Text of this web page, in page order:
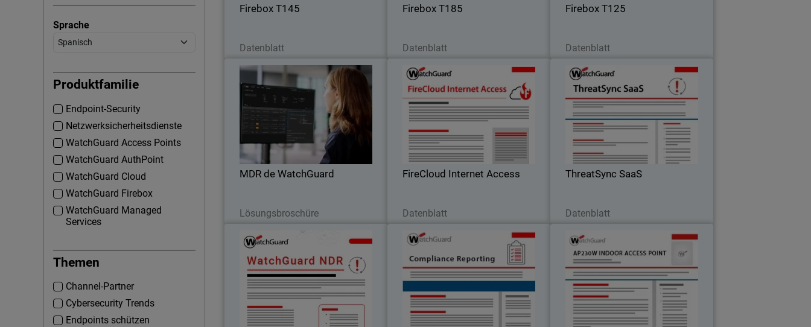
Sprache
Produktfamilie
Endpoint-Security
Netzwerksicherheitsdienste
WatchGuard Access Points
WatchGuard AuthPoint
WatchGuard Cloud
WatchGuard Firebox
WatchGuard Managed
Services
Themen
Channel-Partner
Cybersecurity Trends
Endpoints schützen
Firebox T145
Datenblatt
Firebox T185
Datenblatt
Firebox T125
Datenblatt
MDR de WatchGuard
Lösungsbroschüre
MDR de WatchGuard
Un servicio completamente
administrado las 24/7 que reduce el
ruido y detiene rápidamente las
amenazas en endpoints, identidades,
redes y la nube
FireCloud Internet Access
Datenblatt
FireCloud Internet Access
Seguridad integral de firewall en todo el
ThreatSync SaaS
Datenblatt
ThreatSync SaaS
Detección y respuesta ante amenazas
de SaaS y en la nube
WatchGuard NDR
NDR de clase empresarial sin
Informes de cumplimiento
Simplifique el cumplimiento de las TI
con informes de control automatizados
AP230W
Desempeño de Wi-Fi 6 superior
diseñado para implementaciones en
interiores montadas en la pared, ideal
para crear redes fácilmente escalables.